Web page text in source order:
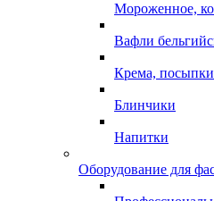
Мороженное,
Вафли
Крема,
Блинчики
Напитки
Оборудование для